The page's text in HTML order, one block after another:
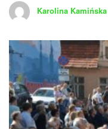
Karolina Kamińska